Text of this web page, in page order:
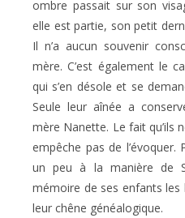
ombre passait sur son
elle est partie, son petit
Il n’a aucun souvenir
mère. C’est également le
qui s’en désole et se
Seule leur aînée a
mère Nanette. Le fait qu’ils
empêche pas de
un peu à la manière de
mémoire de ses enfants les
leur chêne généalogique.